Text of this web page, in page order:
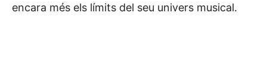
encara més els límits del seu univers musical.